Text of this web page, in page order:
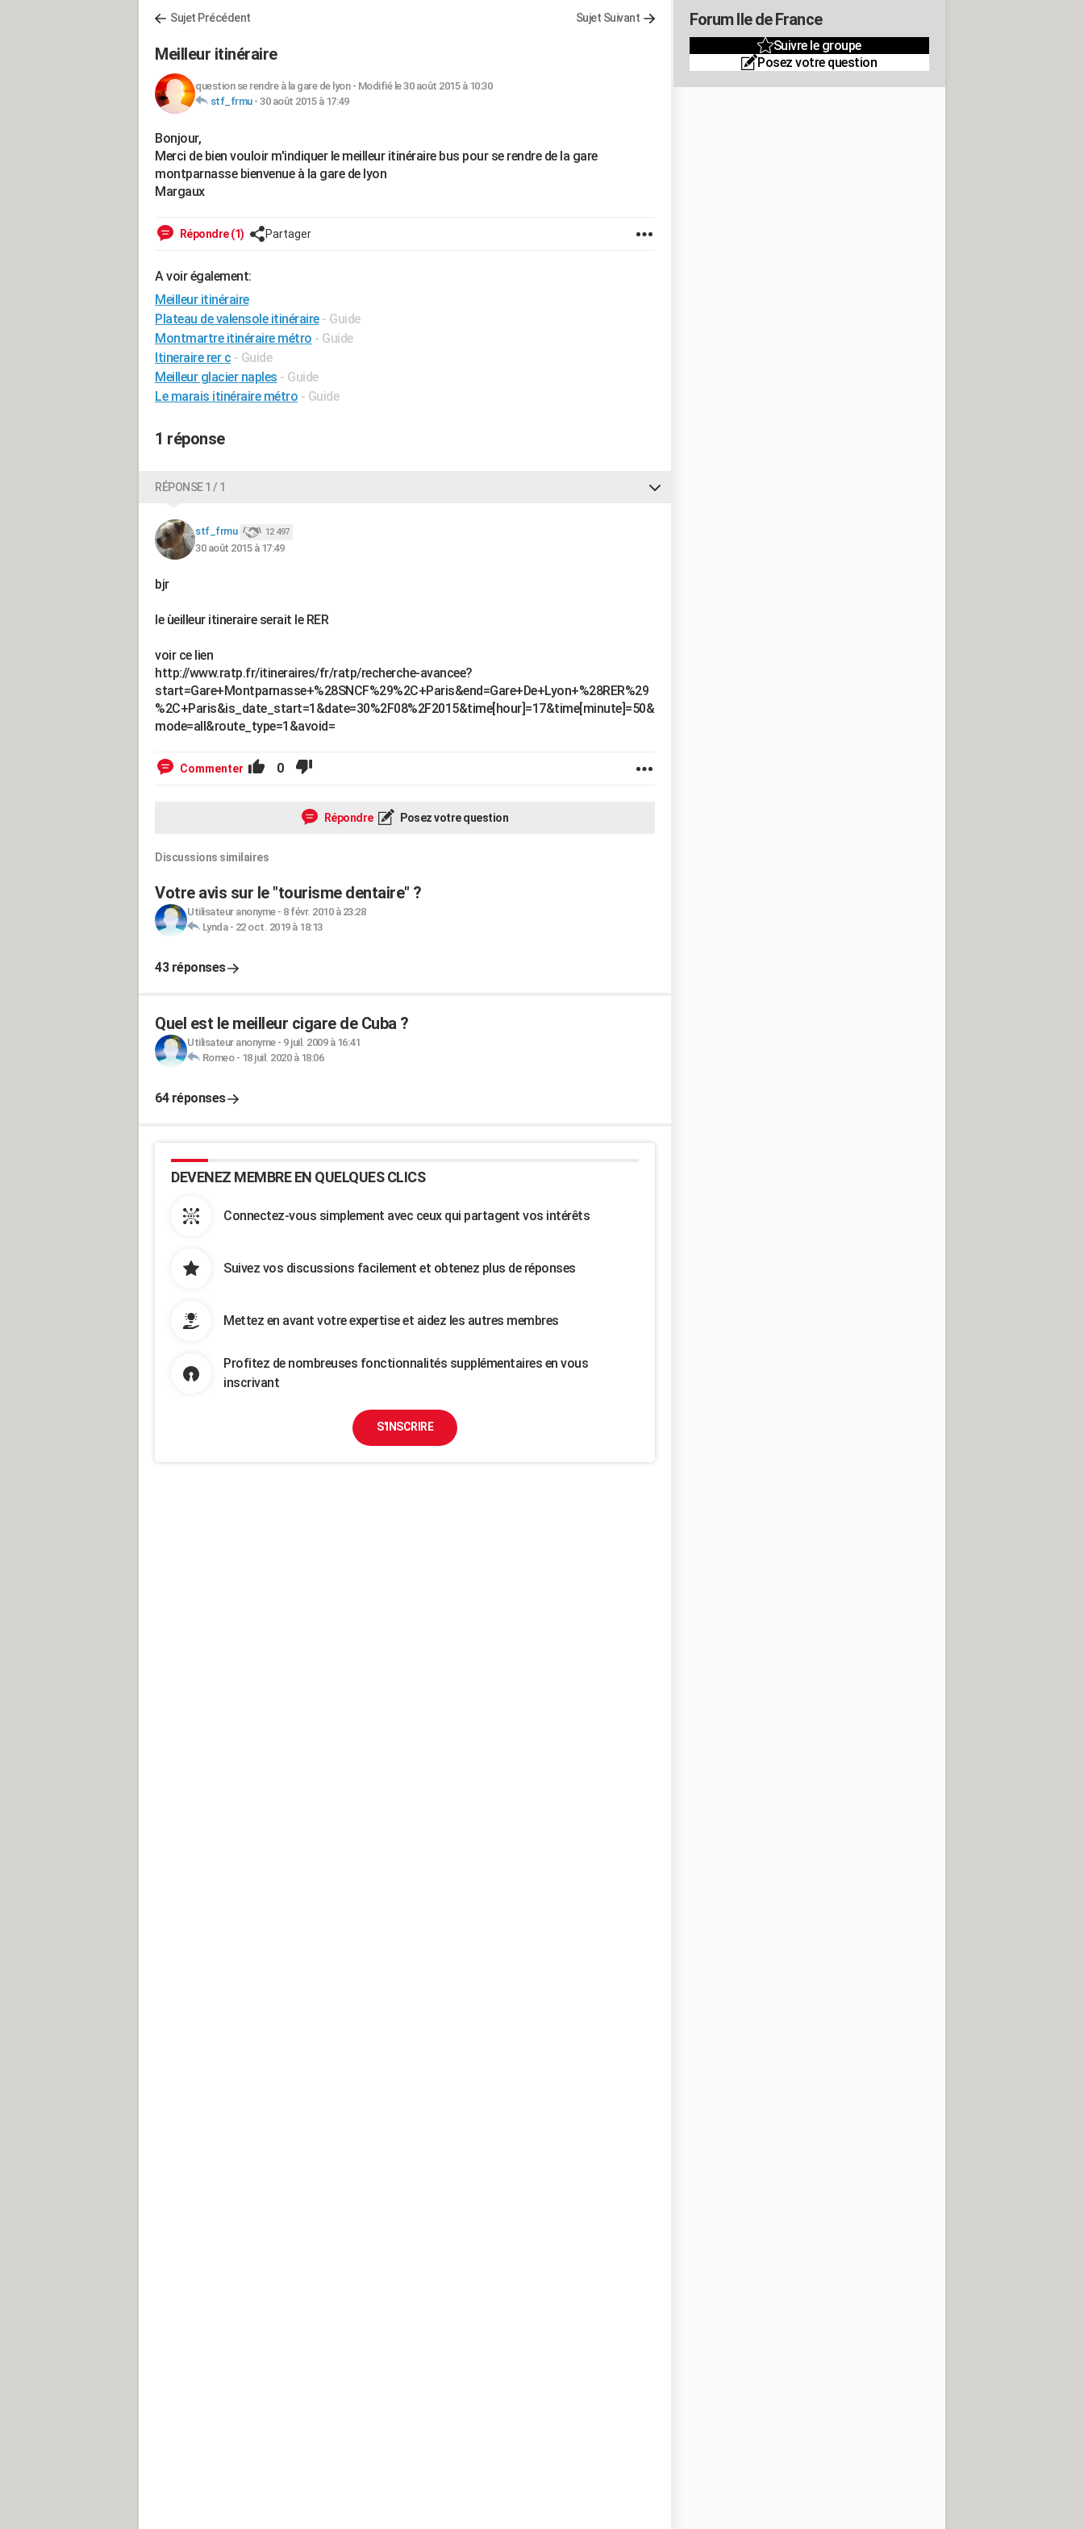
Sujet Précédent Sujet Suivant
Meilleur itinéraire
question se rendre à la gare de lyon- Modifié le 30 août 2015 à 10:30
stf_frmu- 30 août 2015 à 17:49
Bonjour,
Merci de bien vouloir m'indiquer le meilleur itinéraire bus pour se rendre de la gare
montparnasse bienvenue à la gare de lyon
Margaux
Répondre (1) Partager
A voir également:
Meilleur itinéraire
Plateau de valensole itinéraire - Guide
Montmartre itinéraire métro - Guide
Itineraire rer c - Guide
Meilleur glacier naples - Guide
Le marais itinéraire métro - Guide
1 réponse
RÉPONSE 1 / 1
stf_frmu 12 497
30 août 2015 à 17:49
bjr
le ùeilleur itineraire serait le RER
voir ce lien
http://www.ratp.fr/itineraires/fr/ratp/recherche-avancee?
start=Gare+Montparnasse+%28SNCF%29%2C+Paris&end=Gare+De+Lyon+%28RER%29
%2C+Paris&is_date_start=1&date=30%2F08%2F2015&time[hour]=17&time[minute]=50&
mode=all&route_type=1&avoid=
Commenter 0
Répondre Posez votre question
Discussions similaires
Votre avis sur le "tourisme dentaire" ?
Utilisateur anonyme- 8 févr. 2010 à 23:28
Lynda- 22 oct. 2019 à 18:13
43 réponses
Quel est le meilleur cigare de Cuba ?
Utilisateur anonyme- 9 juil. 2009 à 16:41
Romeo- 18 juil. 2020 à 18:06
64 réponses
DEVENEZ MEMBRE EN QUELQUES CLICS
Connectez-vous simplement avec ceux qui partagent vos intérêts
Suivez vos discussions facilement et obtenez plus de réponses
Mettez en avant votre expertise et aidez les autres membres
Profitez de nombreuses fonctionnalités supplémentaires en vous
inscrivant
S'INSCRIRE
Forum Ile de France
Suivre le groupe
Posez votre question